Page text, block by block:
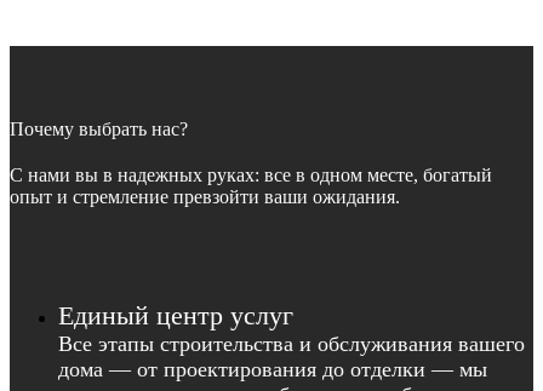
Почему выбрать нас?
С нами вы в надежных руках: все в одном месте, богатый
опыт и стремление превзойти ваши ожидания.
Единый центр услуг
Все этапы строительства и обслуживания вашего
дома — от проектирования до отделки — мы